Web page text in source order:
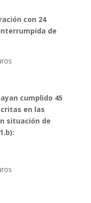
con 24
de
cumplido 45
en las
situación de